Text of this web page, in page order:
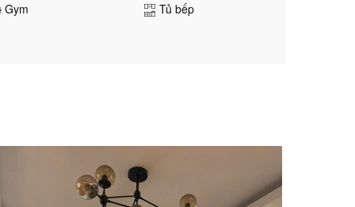
Gym
Tủ bếp